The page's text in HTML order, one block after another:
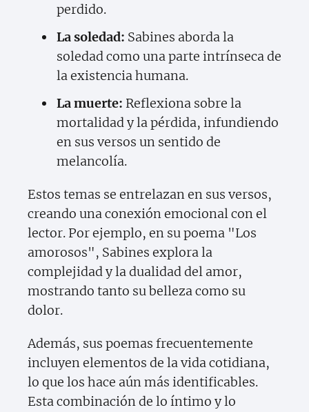
perdido.
La soledad: Sabines aborda la
soledad como una parte intrínseca de
la existencia humana.
La muerte: Reflexiona sobre la
mortalidad y la pérdida, infundiendo
en sus versos un sentido de
melancolía.
Estos temas se entrelazan en sus versos,
creando una conexión emocional con el
lector. Por ejemplo, en su poema "Los
amorosos", Sabines explora la
complejidad y la dualidad del amor,
mostrando tanto su belleza como su
dolor.
Además, sus poemas frecuentemente
incluyen elementos de la vida cotidiana,
lo que los hace aún más identificables.
Esta combinación de lo íntimo y lo